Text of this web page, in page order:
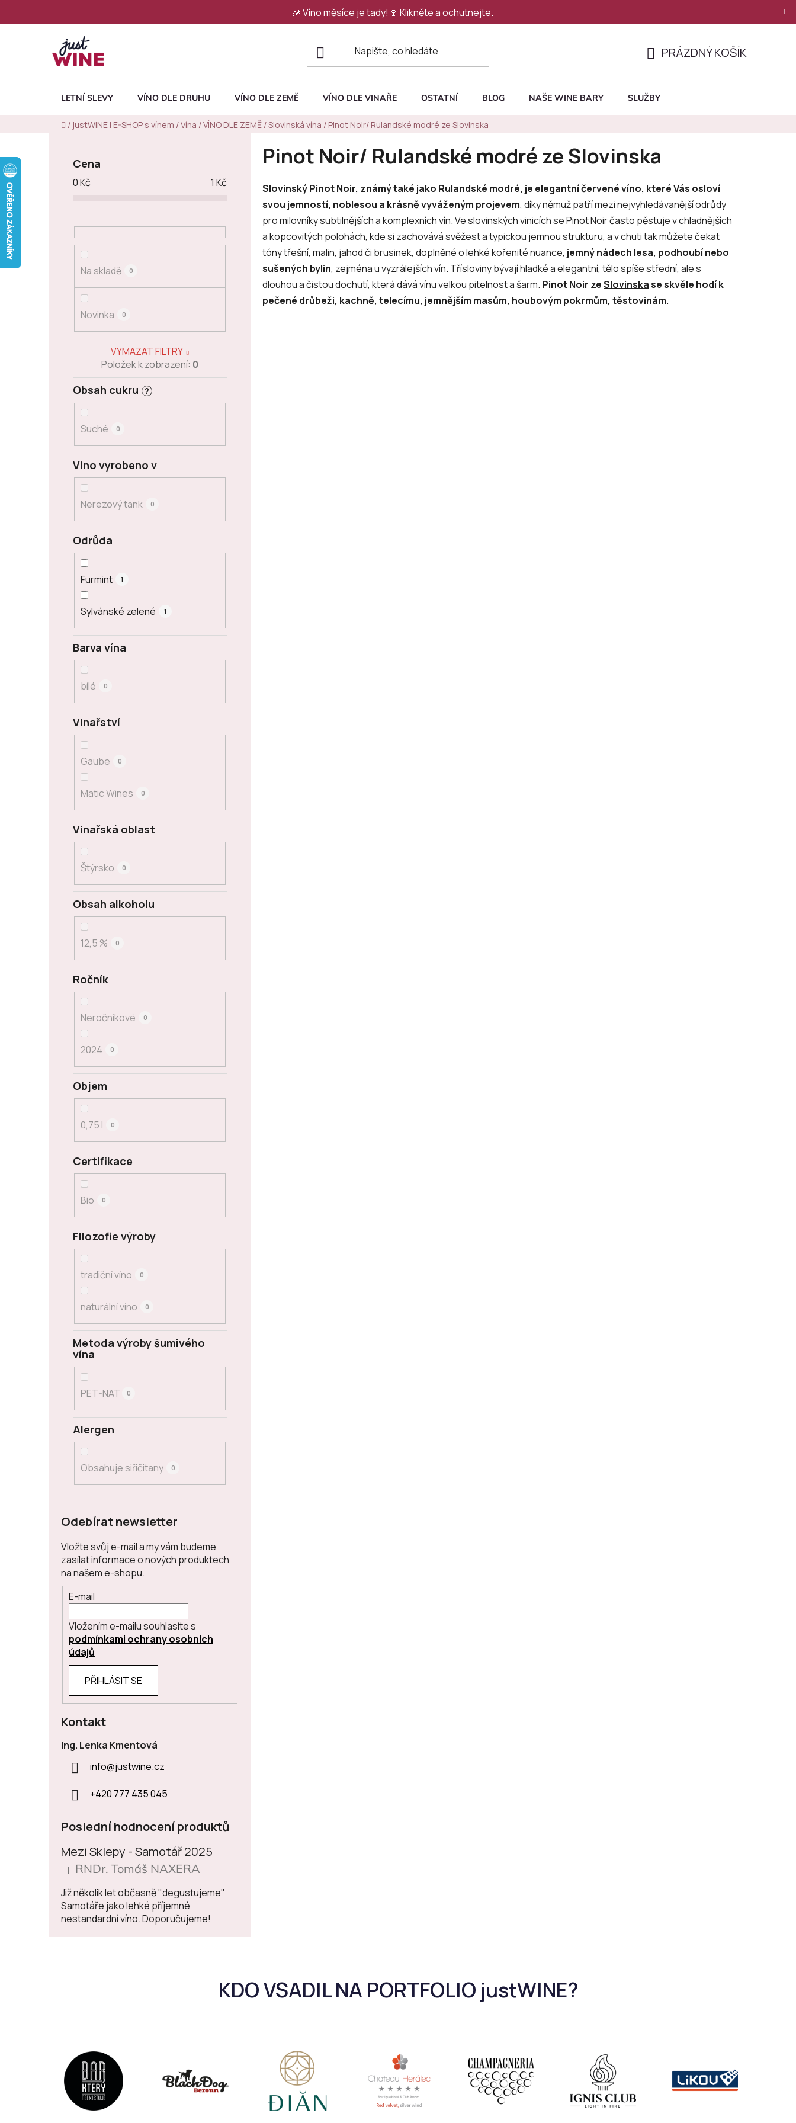
🎉 Víno měsíce je tady!🍷 Klikněte a ochutnejte.
KOŠÍK
PRÁZDNÝ KOŠÍK
LETNÍ SLEVY VÍNO DLE DRUHU VÍNO DLE ZEMĚ VÍNO DLE VINAŘE OSTATNÍ BLOG NAŠE WINE BARY SLUŽBY
Domů
/ justWINE | E-SHOP s vínem /Vína /VÍNO DLE ZEMĚ /Slovinská vína / Pinot Noir/ Rulandské modré ze Slovinska
Cena
0Kč 1 Kč
Na skladě 0
Novinka 0
Odrůda
Furmint 1
Sylvánské zelené 1
Barva vína
bílé 0
Vinařství
Gaube 0
Matic Wines 0
Obsah cukru ?
Suché 0
Vinařská oblast
Štýrsko 0
Víno vyrobeno v
Nerezový tank 0
Obsah alkoholu
12,5 % 0
Ročník
Neročníkové 0
2024 0
Objem
0,75 l 0
Certifikace
Bio 0
Filozofie výroby
tradiční víno 0
naturální víno 0
Metoda výroby šumivého
vína
PET-NAT 0
Alergen
Obsahuje siřičitany 0
VYMAZAT FILTRY
Položek k zobrazení: 0
Odebírat newsletter
Vložte svůj e-mail a my vám budeme
zasílat informace o nových produktech
na našem e-shopu.
E-mail
Vložením e-mailu souhlasíte s
podmínkami ochrany osobních
údajů
PŘIHLÁSIT SE
Kontakt
Ing. Lenka Kmentová
info@justwine.cz
+420 777 435 045
Poslední hodnocení produktů
Mezi Sklepy - Samotář 2025
Hodnocení produktu je 5 z 5 hvězdiček.
| RNDr. Tomáš NAXERA
Již několik let občasně "degustujeme"
Samotáře jako lehké příjemné
nestandardní víno. Doporučujeme!
Pinot Noir/ Rulandské modré ze Slovinska
Slovinský Pinot Noir, známý také jako Rulandské modré, je elegantní červené víno, které Vás osloví
svou jemností, noblesou a krásně vyváženým projevem, díky němuž patří mezi nejvyhledávanější odrůdy
pro milovníky subtilnějších a komplexních vín. Ve slovinských vinicích sePinot Noirčasto pěstuje v chladnějších
a kopcovitých polohách, kde si zachovává svěžest a typickou jemnou strukturu, a v chuti tak můžete čekat
tóny třešní, malin, jahod či brusinek, doplněné o lehké kořenité nuance, jemný nádech lesa, podhoubí nebo
sušených bylin, zejména u vyzrálejších vín. Třísloviny bývají hladké a elegantní, tělo spíše střední, ale s
dlouhou a čistou dochutí, která dává vínu velkou pitelnost a šarm. Pinot Noir zeSlovinskase skvěle hodí k
pečené drůbeži, kachně, telecímu, jemnějším masům, houbovým pokrmům, těstovinám.